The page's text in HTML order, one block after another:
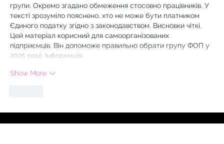
групи. Окремо згадано обмеження стосовно працівників. У
тексті зрозуміло пояснено, хто не може бути платником
Єдиного податку згідно з законодавством. Висновки чіткі.
Цей матеріал корисний для самоорганізованих
підприємців. Він допоможе правильно обрати групу ФОП у
2025 році. Інформація…
Show More